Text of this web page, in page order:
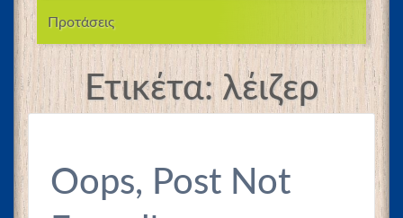
Προτάσεις
Ετικέτα:λέιζερ
Oops, Post Not